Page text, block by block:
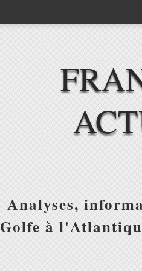
Analyses,
Golfe à